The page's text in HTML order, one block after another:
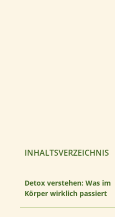
INHALTSVERZEICHNIS
Detox verstehen: Was im
Körper wirklich passiert